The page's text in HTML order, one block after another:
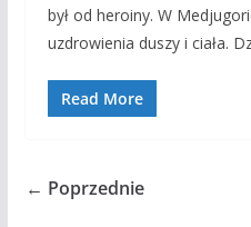
był od heroiny. W
uzdrowienia duszy i ciała.
Read More
← Poprzednie